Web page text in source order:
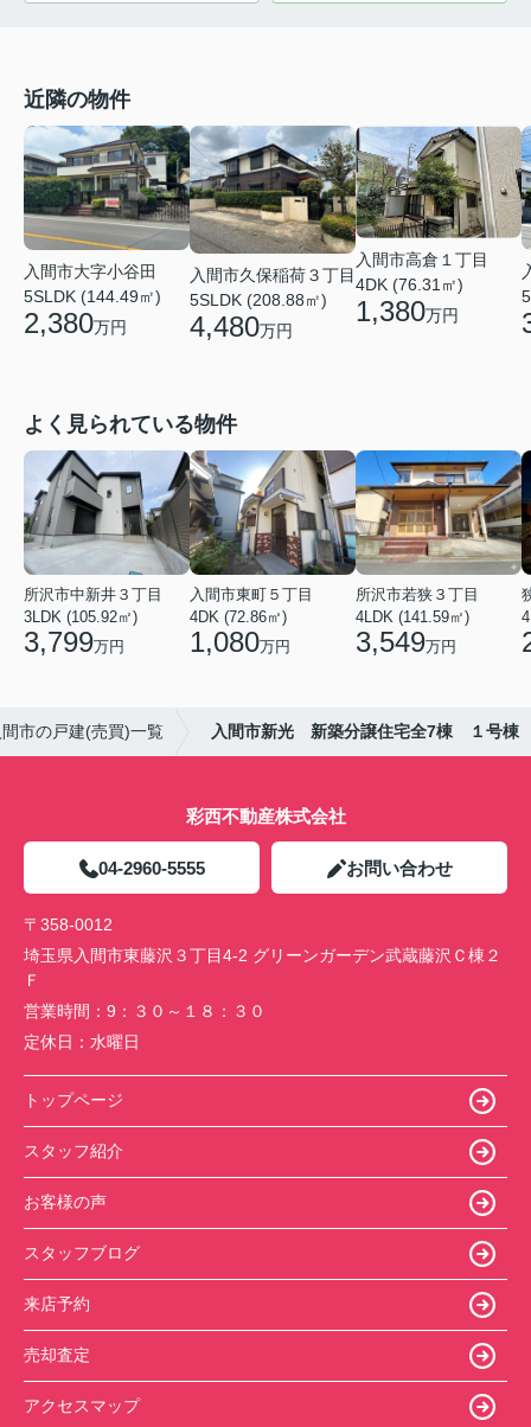
近隣の物件
入間市大字小谷田
5SLDK (144.49㎡)
2,380万円
入間市久保稲荷３丁目
5SLDK (208.88㎡)
4,480万円
入間市高倉１丁目
4DK (76.31㎡)
1,380万円
よく見られている物件
所沢市中新井３丁目
3LDK (105.92㎡)
3,799万円
入間市東町５丁目
4DK (72.86㎡)
1,080万円
所沢市若狭３丁目
4LDK (141.59㎡)
3,549万円
市の戸建(売買)一覧 入間市新光 新築分譲住宅全7棟 １号棟
彩西不動産株式会社
04-2960-5555 お問い合わせ
〒358-0012
埼玉県入間市東藤沢３丁目4-2 グリーンガーデン武蔵藤沢Ｃ棟２
Ｆ
営業時間： 9：３０～１８：３０
定休日： 水曜日
トップページ
スタッフ紹介
お客様の声
スタッフブログ
来店予約
売却査定
アクセスマップ